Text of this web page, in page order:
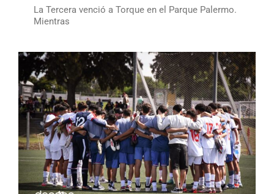
La Tercera venció a Torque en el Parque Palermo.
Mientras